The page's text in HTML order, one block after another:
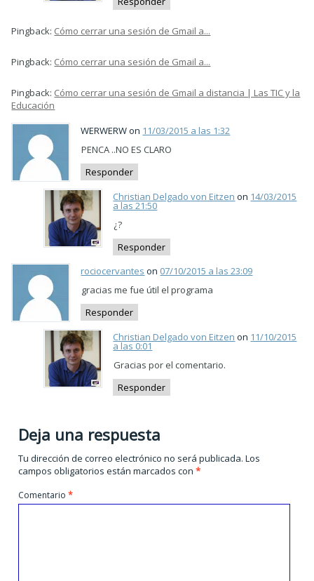
Pingback: Cómo cerrar una sesión de Gmail a...
Pingback: Cómo cerrar una sesión de Gmail a...
Pingback: Cómo cerrar una sesión de Gmail a distancia | Las TIC y la
Educación
WERWERW on 11/03/2015 a las 1:32
PENCA ..NO ES CLARO
Responder
Christian Delgado von Eitzen on 14/03/2015
a las 21:50
¿?
Responder
rociocervantes on 07/10/2015 a las 23:09
gracias me fue útil el programa
Responder
Christian Delgado von Eitzen on 11/10/2015
a las 0:01
Gracias por el comentario.
Responder
Deja una respuesta
Tu dirección de correo electrónico no será publicada. Los
campos obligatorios están marcados con*
Comentario*